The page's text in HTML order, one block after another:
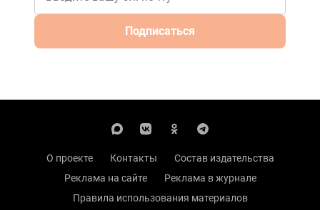
Подписаться
О проекте Контакты
Состав издательства
Реклама на сайте
Реклама в журнале
Правила использования материалов